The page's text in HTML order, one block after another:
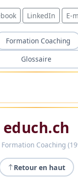
LinkedIn E-
Formation Coaching
Glossaire
educh.ch
Coaching
Retour en haut